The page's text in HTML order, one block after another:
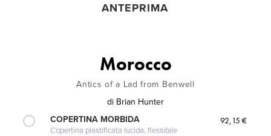
ANTEPRIMA
Morocco
Antics of a Lad from Benwell
di Brian Hunter
COPERTINA MORBIDA
Copertina plastificata lucida, flessibile
92,15 €